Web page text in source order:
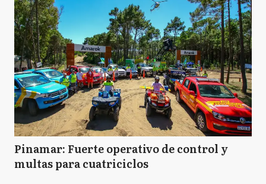
Pinamar: Fuerte operativo de control y
multas para cuatriciclos